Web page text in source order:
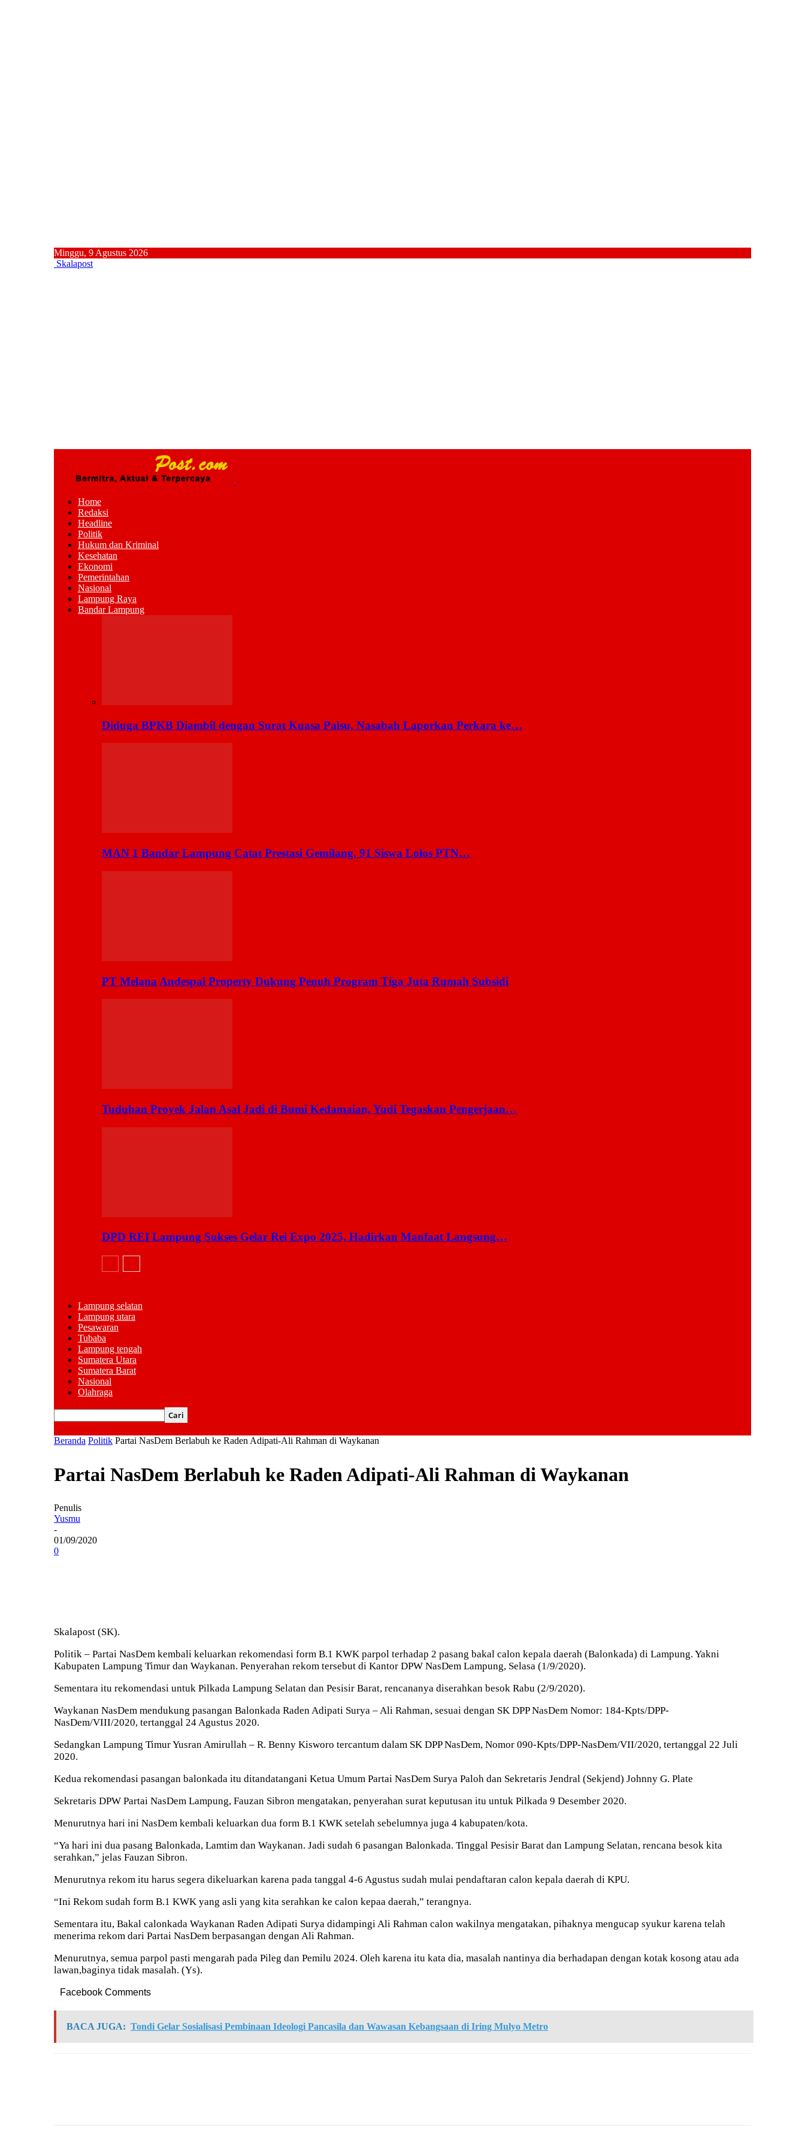
Minggu, 9 Agustus 2026
Skalapost
Home
Redaksi
Headline
Politik
Hukum dan Kriminal
Kesehatan
Ekonomi
Pemerintahan
Nasional
Lampung Raya
Bandar Lampung
Diduga BPKB Diambil dengan Surat Kuasa Palsu, Nasabah Laporkan Perkara ke…
MAN 1 Bandar Lampung Catat Prestasi Gemilang, 91 Siswa Lolos PTN…
PT Melana Andespal Property Dukung Penuh Program Tiga Juta Rumah Subsidi
Tuduhan Proyek Jalan Asal Jadi di Bumi Kedamaian, Yudi Tegaskan Pengerjaan…
DPD REI Lampung Sukses Gelar Rei Expo 2025, Hadirkan Manfaat Langsung…
Lampung selatan
Lampung utara
Pesawaran
Tubaba
Lampung tengah
Sumatera Utara
Sumatera Barat
Nasional
Olahraga
Beranda Politik Partai NasDem Berlabuh ke Raden Adipati-Ali Rahman di Waykanan
Partai NasDem Berlabuh ke Raden Adipati-Ali Rahman di Waykanan
Penulis
Yusmu
-
01/09/2020
0
Skalapost (SK).
Politik – Partai NasDem kembali keluarkan rekomendasi form B.1 KWK parpol terhadap 2 pasang bakal calon kepala daerah (Balonkada) di Lampung. Yakni
Kabupaten Lampung Timur dan Waykanan. Penyerahan rekom tersebut di Kantor DPW NasDem Lampung, Selasa (1/9/2020).
Sementara itu rekomendasi untuk Pilkada Lampung Selatan dan Pesisir Barat, rencananya diserahkan besok Rabu (2/9/2020).
Waykanan NasDem mendukung pasangan Balonkada Raden Adipati Surya – Ali Rahman, sesuai dengan SK DPP NasDem Nomor: 184-Kpts/DPP-
NasDem/VIII/2020, tertanggal 24 Agustus 2020.
Sedangkan Lampung Timur Yusran Amirullah – R. Benny Kisworo tercantum dalam SK DPP NasDem, Nomor 090-Kpts/DPP-NasDem/VII/2020, tertanggal 22 Juli
2020.
Kedua rekomendasi pasangan balonkada itu ditandatangani Ketua Umum Partai NasDem Surya Paloh dan Sekretaris Jendral (Sekjend) Johnny G. Plate
Sekretaris DPW Partai NasDem Lampung, Fauzan Sibron mengatakan, penyerahan surat keputusan itu untuk Pilkada 9 Desember 2020.
Menurutnya hari ini NasDem kembali keluarkan dua form B.1 KWK setelah sebelumnya juga 4 kabupaten/kota.
“Ya hari ini dua pasang Balonkada, Lamtim dan Waykanan. Jadi sudah 6 pasangan Balonkada. Tinggal Pesisir Barat dan Lampung Selatan, rencana besok kita
serahkan,” jelas Fauzan Sibron.
Menurutnya rekom itu harus segera dikeluarkan karena pada tanggal 4-6 Agustus sudah mulai pendaftaran calon kepala daerah di KPU.
“Ini Rekom sudah form B.1 KWK yang asli yang kita serahkan ke calon kepaa daerah,” terangnya.
Sementara itu, Bakal calonkada Waykanan Raden Adipati Surya didampingi Ali Rahman calon wakilnya mengatakan, pihaknya mengucap syukur karena telah
menerima rekom dari Partai NasDem berpasangan dengan Ali Rahman.
Menurutnya, semua parpol pasti mengarah pada Pileg dan Pemilu 2024. Oleh karena itu kata dia, masalah nantinya dia berhadapan dengan kotak kosong atau ada
lawan,baginya tidak masalah. (Ys).
Facebook Comments
BACA JUGA: Tondi Gelar Sosialisasi Pembinaan Ideologi Pancasila dan Wawasan Kebangsaan di Iring Mulyo Metro